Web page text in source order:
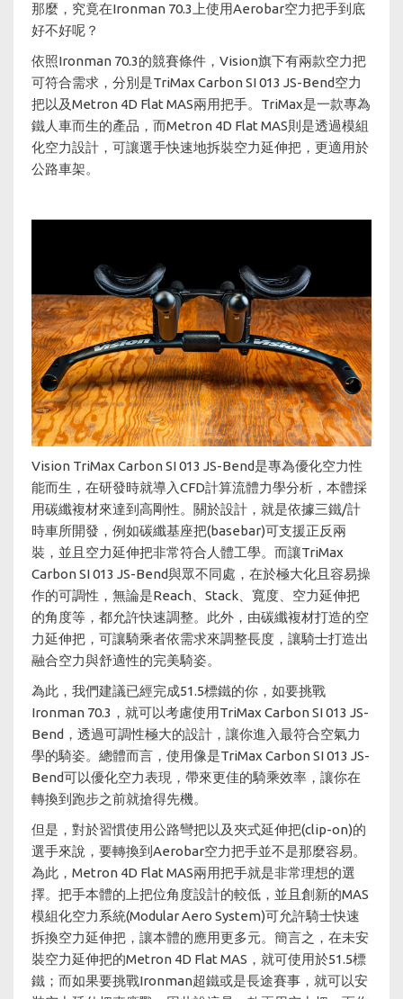
那麼，究竟在Ironman 70.3上使用Aerobar空力把手到底
好不好呢？
依照Ironman 70.3的競賽條件，Vision旗下有兩款空力把
可符合需求，分別是TriMax Carbon SI 013 JS-Bend空力
把以及Metron 4D Flat MAS兩用把手。TriMax是一款專為
鐵人車而生的產品，而Metron 4D Flat MAS則是透過模組
化空力設計，可讓選手快速地拆裝空力延伸把，更適用於
公路車架。
Vision TriMax Carbon SI 013 JS-Bend是專為優化空力性
能而生，在研發時就導入CFD計算流體力學分析，本體採
用碳纖複材來達到高剛性。關於設計，就是依據三鐵/計
時車所開發，例如碳纖基座把(basebar)可支援正反兩
裝，並且空力延伸把非常符合人體工學。而讓TriMax
Carbon SI 013 JS-Bend與眾不同處，在於極大化且容易操
作的可調性，無論是Reach、Stack、寬度、空力延伸把
的角度等，都允許快速調整。此外，由碳纖複材打造的空
力延伸把，可讓騎乘者依需求來調整長度，讓騎士打造出
融合空力與舒適性的完美騎姿。
為此，我們建議已經完成51.5標鐵的你，如要挑戰
Ironman 70.3，就可以考慮使用TriMax Carbon SI 013 JS-
Bend，透過可調性極大的設計，讓你進入最符合空氣力
學的騎姿。總體而言，使用像是TriMax Carbon SI 013 JS-
Bend可以優化空力表現，帶來更佳的騎乘效率，讓你在
轉換到跑步之前就搶得先機。
但是，對於習慣使用公路彎把以及夾式延伸把(clip-on)的
選手來說，要轉換到Aerobar空力把手並不是那麼容易。
為此，Metron 4D Flat MAS兩用把手就是非常理想的選
擇。把手本體的上把位角度設計的較低，並且創新的MAS
模組化空力系統(Modular Aero System)可允許騎士快速
拆換空力延伸把，讓本體的應用更多元。簡言之，在未安
裝空力延伸把的Metron 4D Flat MAS，就可使用於51.5標
鐵；而如果要挑戰Ironman超鐵或是長途賽事，就可以安